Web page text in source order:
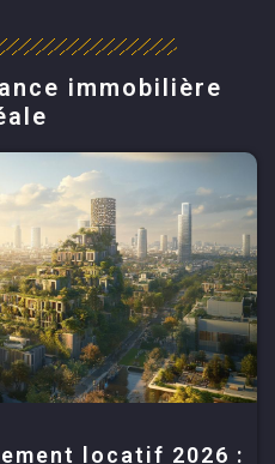
immobilière
locatif 2026 :